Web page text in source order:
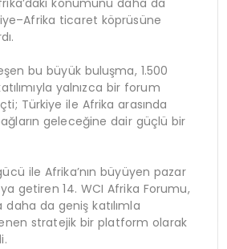
konumunu daha da
ticaret köprüsüne
bu büyük buluşma, 1.500
yalnızca bir forum
Türkiye ile Afrika arasında
geleceğine dair güçlü bir
ile Afrika’nın büyüyen pazar
getiren 14. WCI Afrika Forumu,
daha da geniş katılımla
stratejik bir platform olarak